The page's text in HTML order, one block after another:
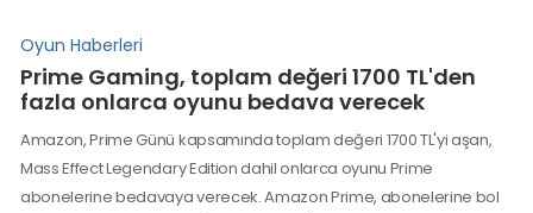
Oyun Haberleri
Prime Gaming, toplam değeri 1700 TL'den
fazla onlarca oyunu bedava verecek
Amazon, Prime Günü kapsamında toplam değeri 1700 TL'yi aşan,
Mass Effect Legendary Edition dahil onlarca oyunu Prime
abonelerine bedavaya verecek. Amazon Prime, abonelerine bol